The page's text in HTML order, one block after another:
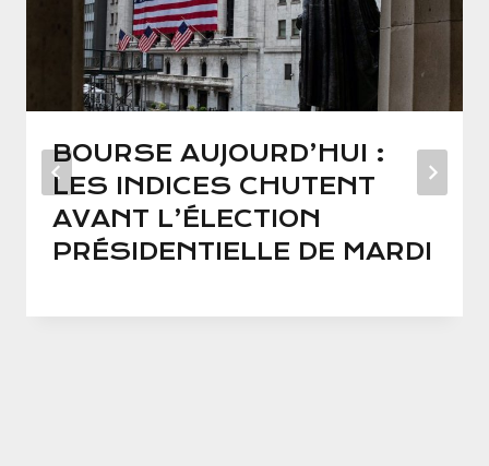
BOURSE AUJOURD’HUI :
LES INDICES CHUTENT
AVANT L’ÉLECTION
PRÉSIDENTIELLE DE MARDI